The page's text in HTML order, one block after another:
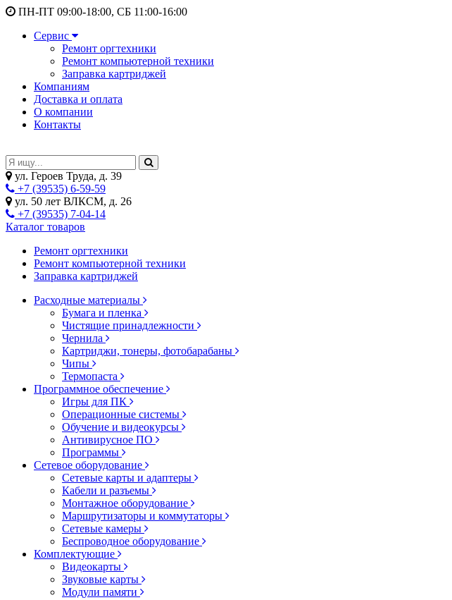
ПН-ПТ 09:00-18:00, СБ 11:00-16:00
Сервис
Ремонт оргтехники
Ремонт компьютерной техники
Заправка картриджей
Компаниям
Доставка и оплата
О компании
Контакты
ул. Героев Труда, д. 39
+7 (39535) 6-59-59
ул. 50 лет ВЛКСМ, д. 26
+7 (39535) 7-04-14
Каталог товаров
Ремонт оргтехники
Ремонт компьютерной техники
Заправка картриджей
Расходные материалы
Бумага и пленка
Чистящие принадлежности
Чернила
Картриджи, тонеры, фотобарабаны
Чипы
Термопаста
Программное обеспечение
Игры для ПК
Операционные системы
Обучение и видеокурсы
Антивирусное ПО
Программы
Сетевое оборудование
Сетевые карты и адаптеры
Кабели и разъемы
Монтажное оборудование
Маршрутизаторы и коммутаторы
Сетевые камеры
Беспроводное оборудование
Комплектующие
Видеокарты
Звуковые карты
Модули памяти